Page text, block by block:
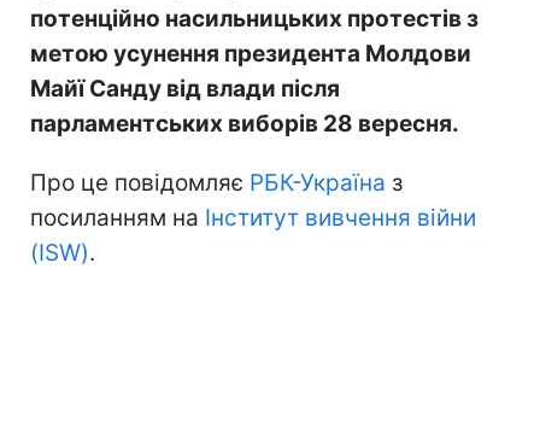
потенційно насильницьких протестів з
метою усунення президента Молдови
Майї Санду від влади після
парламентських виборів 28 вересня.
Про це повідомляє РБК-Україна з
посиланням на Інститут вивчення війни
(ISW).